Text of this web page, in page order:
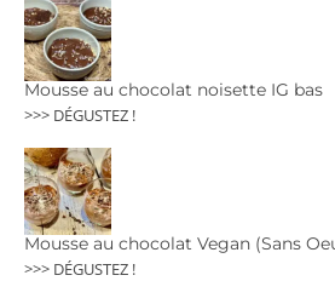
Mousse au chocolat noisette IG bas
>>> DÉGUSTEZ !
Mousse au chocolat Vegan (Sans
>>> DÉGUSTEZ !